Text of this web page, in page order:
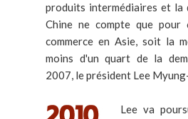
produits intermédiaires et la
Chine ne compte que
commerce en Asie, soit la
moins d'un quart de la
2007, le président Lee
Lee va